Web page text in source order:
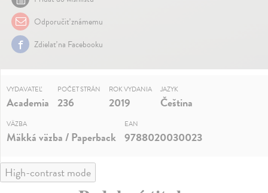
Odporučiť známemu
Zdielať na Facebooku
VYDAVATEĽ
Academia
POČET STRÁN
236
ROK VYDANIA
2019
JAZYK
Čeština
VÄZBA
Mäkká väzba / Paperback
EAN
9788020030023
High-contrast mode